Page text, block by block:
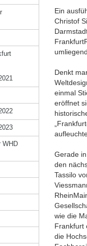
WHD
Ein
Christof
Denkt
einmal
eröffnet
Gerade
den
Tassilo
wie die
Frankfurt
die